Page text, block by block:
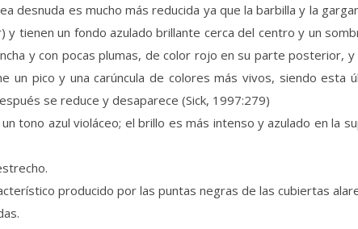
desnuda es mucho más reducida ya que la barbilla y la
tienen un fondo azulado brillante cerca del centro y un
y con pocas plumas, de color rojo en su parte posterior,
un pico y una carúncula de colores más vivos, siendo esta
se reduce y desaparece (Sick, 1997:279)
tono azul violáceo; el brillo es más intenso y azulado en la
producido por las puntas negras de las cubiertas